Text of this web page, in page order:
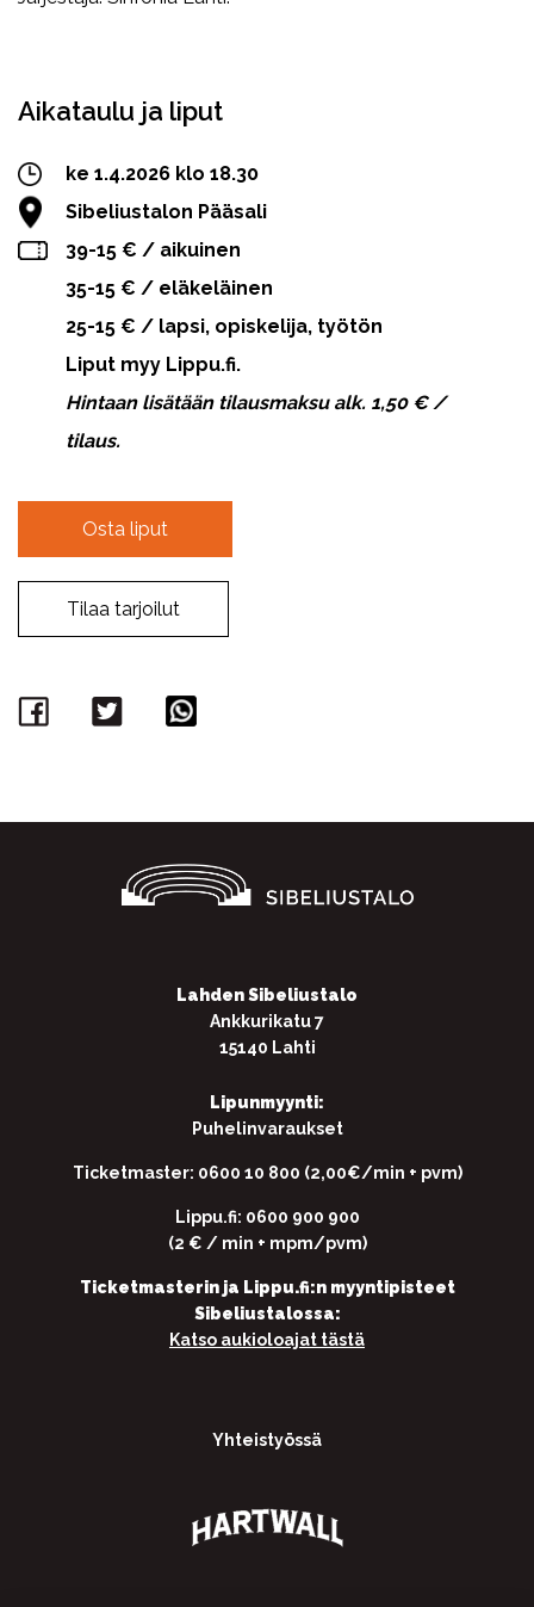
Aikataulu ja liput
ke 1.4.2026 klo 18.30
Sibeliustalon Pääsali
39-15 € / aikuinen
35-15 € / eläkeläinen
25-15 € / lapsi, opiskelija, työtön
Liput myy Lippu.fi.
Hintaan lisätään tilausmaksu alk. 1,50 € /
tilaus.
Osta liput
Tilaa tarjoilut
Facebook
Twitter
Lahden Sibeliustalo
Ankkurikatu 7
15140 Lahti
Lipunmyynti:
Puhelinvaraukset
Ticketmaster: 0600 10 800 (2,00€/min + pvm)
Lippu.fi: 0600 900 900
(2 € / min + mpm/pvm)
Ticketmasterin ja Lippu.fi:n myyntipisteet
Sibeliustalossa:
Katso aukioloajat tästä
Yhteistyössä